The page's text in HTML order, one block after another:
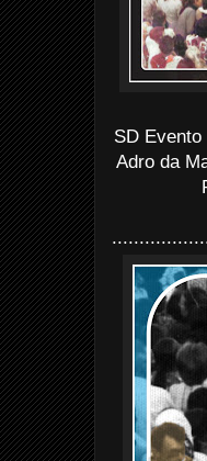
SD
Adro da